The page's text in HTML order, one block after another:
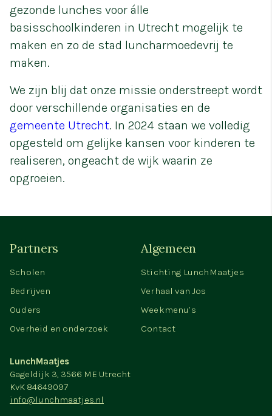
gezonde lunches voor álle
basisschoolkinderen in Utrecht mogelijk te
maken en zo de stad luncharmoedevrij te
maken.
We zijn blij dat onze missie onderstreept wordt
door verschillende organisaties en de
gemeente Utrecht. In 2024 staan we volledig
opgesteld om gelijke kansen voor kinderen te
realiseren, ongeacht de wijk waarin ze
opgroeien.
Partners
Scholen
Bedrijven
Ouders
Overheid en onderzoek
Algemeen
Stichting LunchMaatjes
Verhaal van Jos
Weekmenu’s
Contact
LunchMaatjes
Gageldijk 3, 3566 ME Utrecht
KvK 84649097
info@lunchmaatjes.nl